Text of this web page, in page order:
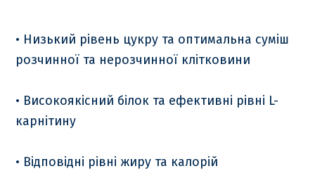
• Низький рівень цукру та оптимальна суміш
розчинної та нерозчинної клітковини
• Високоякісний білок та ефективні рівні L-
карнітину
• Відповідні рівні жиру та калорій